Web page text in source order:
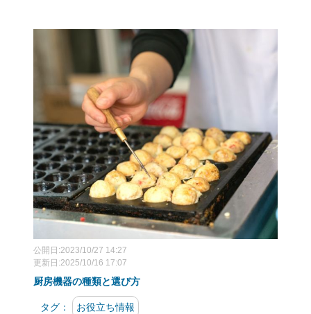
公開日:2023/10/27 14:27
更新日:2025/10/16 17:07
厨房機器の種類と選び方
タグ： お役立ち情報